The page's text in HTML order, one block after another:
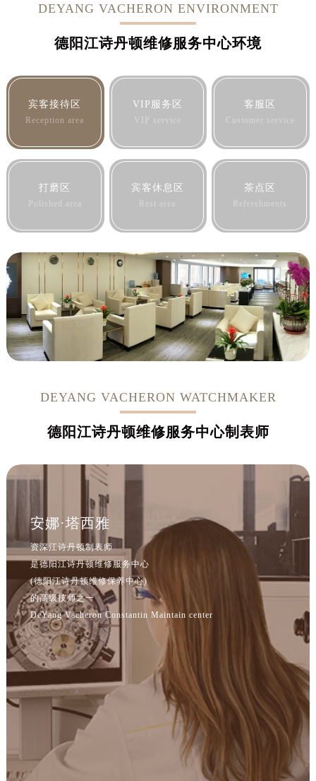
DEYANG VACHERON ENVIRONMENT
德阳江诗丹顿维修服务中心环境
宾客接待区
Reception area
VIP服务区
VIP service
客服区
Customer service
打磨区
Polished area
宾客休息区
Rest area
茶点区
Refreshments
DEYANG VACHERON WATCHMAKER
德阳江诗丹顿维修服务中心制表师
安娜·塔西雅
资深江诗丹顿制表师
是德阳江诗丹顿维修服务中心
(德阳江诗丹顿维修保养中心)
的高级技师之一
DeYang Vacheron Constantin Maintain center